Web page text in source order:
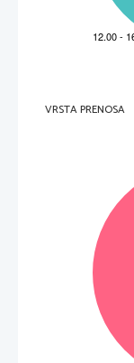
V sivo polje ne pišite
VRSTA PRENOSA